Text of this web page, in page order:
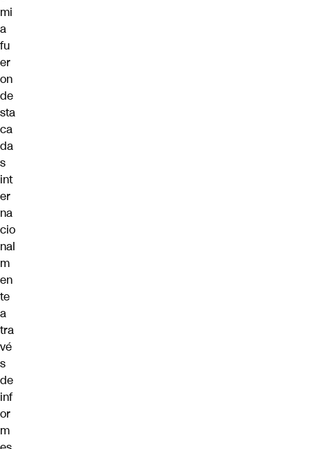
mi
a
fu
er
on
de
sta
ca
da
s
int
er
na
cio
nal
m
en
te
a
tra
vé
s
de
inf
or
m